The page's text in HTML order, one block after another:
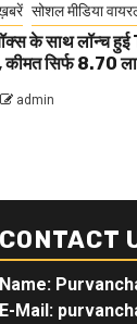
सोशल मीडिया
के साथ लॉन्च
सिर्फ 8.70
admin
CONTACT
Name:
E-Mail: